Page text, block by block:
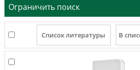
Ограничить поиск